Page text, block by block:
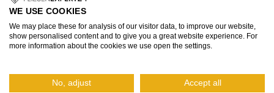
70,69 €
Grundpreis: 3,53 €/Stück
inkl. Mehrwertsteuer, zzgl.Versand
Fragen zum Produkt?
WE USE COOKIES
We may place these for analysis of our visitor data, to improve our website,
show personalised content and to give you a great website experience. For
more information about the cookies we use open the settings.
No, adjust Accept all